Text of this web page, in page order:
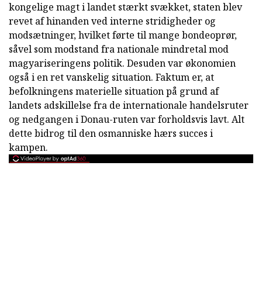
kongelige magt i landet stærkt svækket, staten blev
revet af hinanden ved interne stridigheder og
modsætninger, hvilket førte til mange bondeoprør,
såvel som modstand fra nationale mindretal mod
magyariseringens politik. Desuden var økonomien
også i en ret vanskelig situation. Faktum er, at
befolkningens materielle situation på grund af
landets adskillelse fra de internationale handelsruter
og nedgangen i Donau-ruten var forholdsvis lavt. Alt
dette bidrog til den osmanniske hærs succes i
kampen.